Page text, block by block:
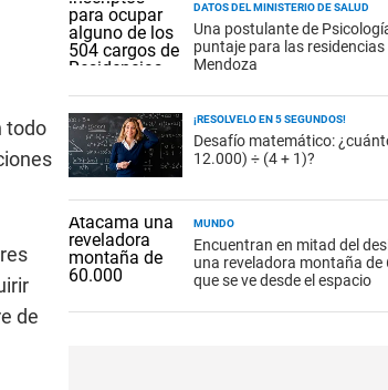
todo
de
DATOS DEL MINISTERIO DE SALUD
Una postulante de
puntaje para las
Mendoza
¡RESOLVELO EN 5 SEGUNDOS!
Desafío matemático:
12.000) ÷ (4 + 1)?
MUNDO
Encuentran en mitad del
una reveladora montaña
que se ve desde el espacio